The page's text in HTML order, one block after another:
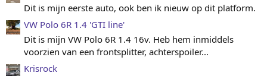
Dit is mijn eerste auto, ook ben ik nieuw op dit platform.
VW Polo 6R 1.4 'GTI line'
Dit is mijn VW Polo 6R 1.4 16v. Heb hem inmiddels
voorzien van een frontsplitter, achterspoiler...
Krisrock